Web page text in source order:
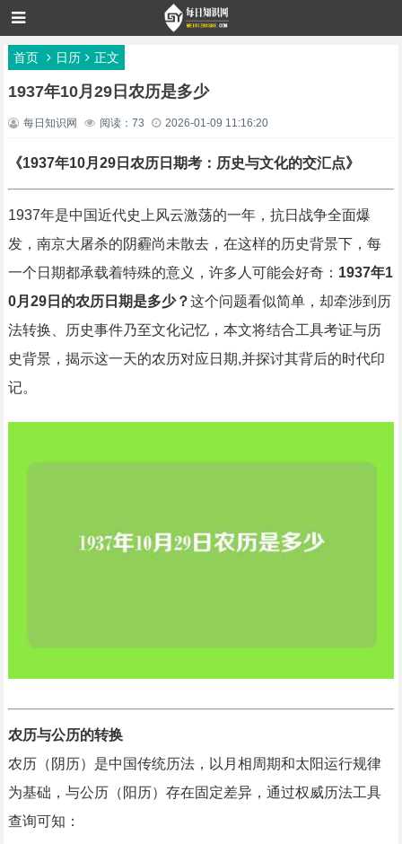
首页 日历 正文
1937年10月29日农历是多少
每日知识网 阅读：73 2026-01-09 11:16:20
《1937年10月29日农历日期考：历史与文化的交汇点》
1937年是中国近代史上风云激荡的一年，抗日战争全面爆
发，南京大屠杀的阴霾尚未散去，在这样的历史背景下，每
一个日期都承载着特殊的意义，许多人可能会好奇： 1937年1
0月29日的农历日期是多少？这个问题看似简单，却牵涉到历
法转换、历史事件乃至文化记忆，本文将结合工具考证与历
史背景，揭示这一天的农历对应日期,并探讨其背后的时代印
记。
农历与公历的转换
农历（阴历）是中国传统历法，以月相周期和太阳运行规律
为基础，与公历（阳历）存在固定差异，通过权威历法工具
查询可知：